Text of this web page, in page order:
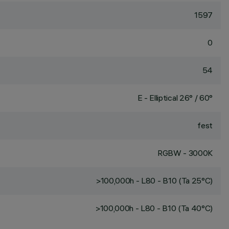
1597
0
54
E - Elliptical 26° / 60°
fest
RGBW - 3000K
>100,000h - L80 - B10 (Ta 25°C)
>100,000h - L80 - B10 (Ta 40°C)